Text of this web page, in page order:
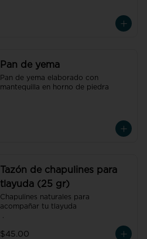
Pan de yema
Pan de yema elaborado con
mantequilla en horno de piedra
Tazón de chapulines para
tlayuda (25 gr)
Chapulines naturales para
acompañar tu tlayuda
$45.00